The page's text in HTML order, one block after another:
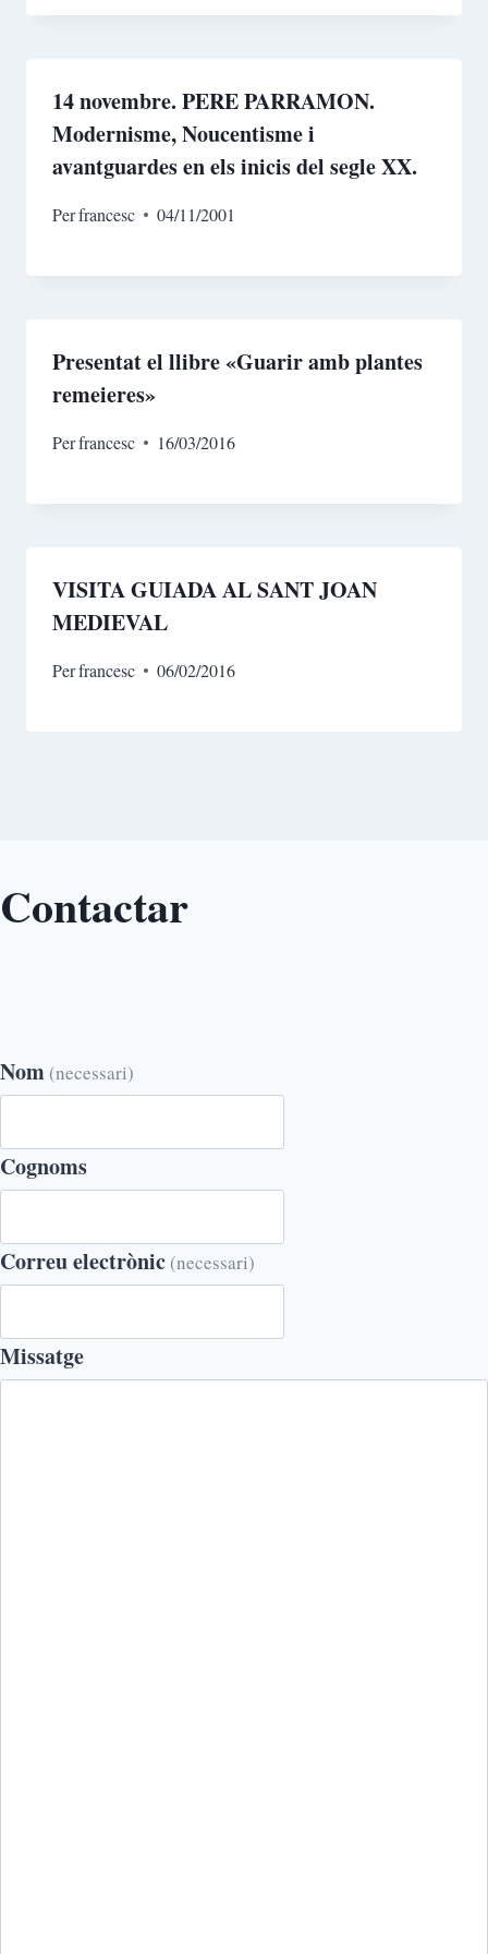
14 novembre. PERE PARRAMON.
Modernisme, Noucentisme i
avantguardes en els inicis del segle XX.
Perfrancesc 04/11/2001
Presentat el llibre «Guarir amb plantes
remeieres»
Perfrancesc 16/03/2016
VISITA GUIADA AL SANT JOAN
MEDIEVAL
Perfrancesc 06/02/2016
Contactar
Nom (necessari)
Cognoms
Correu electrònic (necessari)
Missatge